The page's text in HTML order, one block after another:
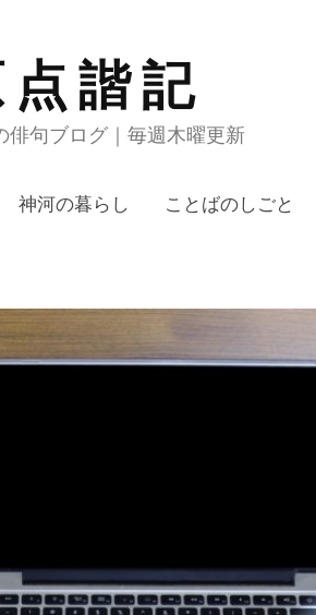
点諧記
俳句ブログ｜毎週木曜更新
神河の暮らし ことばのしごと